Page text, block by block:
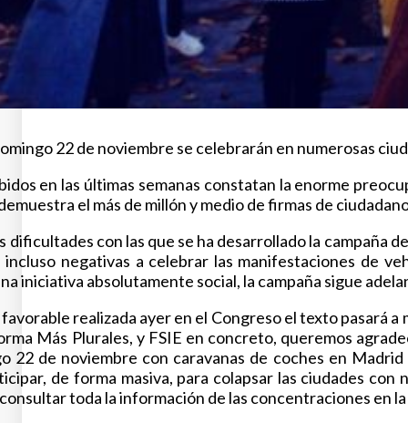
22 de noviembre se celebrarán en numerosas
en las últimas semanas constatan la enorme
el más de millón y medio de firmas de
dificultades con las que se ha desarrollado la
negativas a celebrar las manifestaciones de
iniciativa absolutamente social, la campaña sigue
realizada ayer en el Congreso el texto pasará
Más Plurales, y FSIE en concreto, queremos
22 de noviembre con caravanas de coches en
de forma masiva, para colapsar las ciudades
toda la información de las concentraciones en